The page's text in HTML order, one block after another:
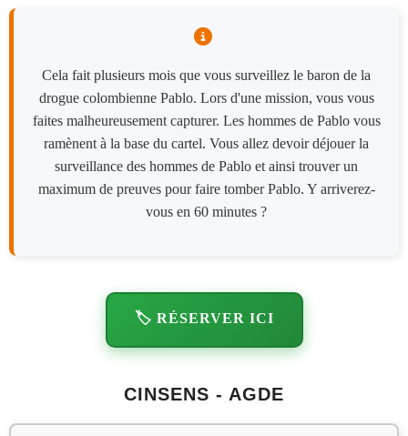
‌Cela fait plusieurs mois que vous surveillez le baron de la
drogue colombienne Pablo. Lors d'une mission, vous vous
faites malheureusement capturer. Les hommes de Pablo vous
ramènent à la base du cartel. Vous allez devoir déjouer la
surveillance des hommes de Pablo et ainsi trouver un
maximum de preuves pour faire tomber Pablo. Y arriverez-
vous en 60 minutes ?
🏷️ RÉSERVER ICI
CINSENS - AGDE